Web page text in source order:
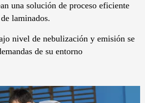
una solución de proceso eficiente
laminados.
nivel de nebulización y emisión se
de su entorno